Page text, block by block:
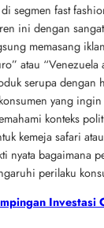
segmen fast
ini dengan
memasang
atau “Venezuela
serupa dengan
yang
konteks
kemeja safari
nyata bagaimana
perilaku
Investasi